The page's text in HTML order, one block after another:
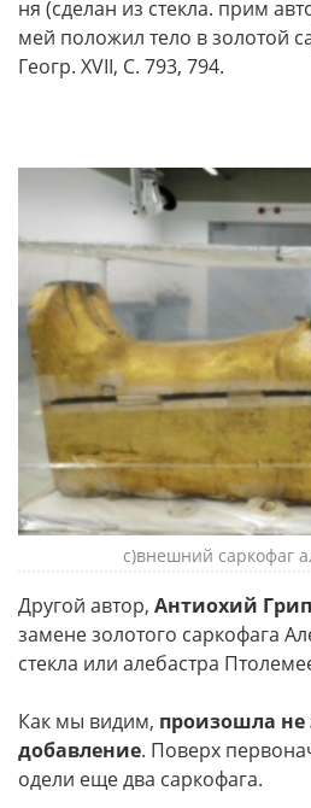
ня (сделан из стекла. прим
мей поло­жил тело в золо­той
Геогр. XVII, C. 793, 794.
c)внешний саркофаг
Другой автор, Антиохий Грип
замене золотого саркофага
стекла или алебастра
Как мы видим, произошла не
добавление. Поверх
одели еще два саркофага.